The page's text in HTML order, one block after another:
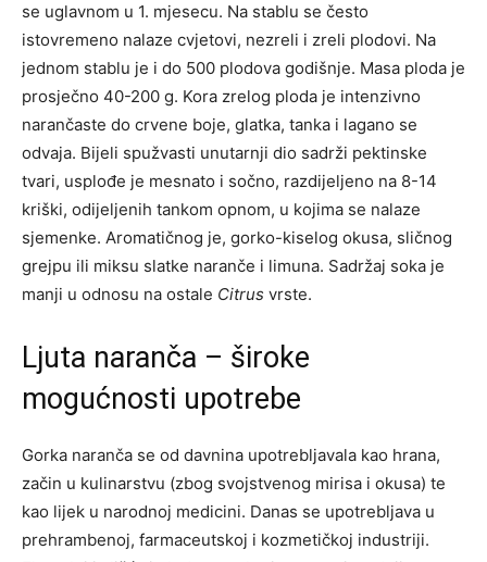
se uglavnom u 1. mjesecu. Na stablu se često
istovremeno nalaze cvjetovi, nezreli i zreli plodovi. Na
jednom stablu je i do 500 plodova godišnje. Masa ploda je
prosječno 40-200 g. Kora zrelog ploda je intenzivno
narančaste do crvene boje, glatka, tanka i lagano se
odvaja. Bijeli spužvasti unutarnji dio sadrži pektinske
tvari, usplođe je mesnato i sočno, razdijeljeno na 8-14
kriški, odijeljenih tankom opnom, u kojima se nalaze
sjemenke. Aromatičnog je, gorko-kiselog okusa, sličnog
grejpu ili miksu slatke naranče i limuna. Sadržaj soka je
manji u odnosu na ostale Citrus vrste.
Ljuta naranča – široke
mogućnosti upotrebe
Gorka naranča se od davnina upotrebljavala kao hrana,
začin u kulinarstvu (zbog svojstvenog mirisa i okusa) te
kao lijek u narodnoj medicini. Danas se upotrebljava u
prehrambenoj, farmaceutskoj i kozmetičkoj industriji.